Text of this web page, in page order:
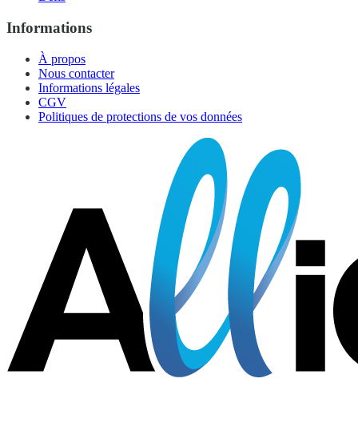
Informations
À propos
Nous contacter
Informations légales
CGV
Politiques de protections de vos données